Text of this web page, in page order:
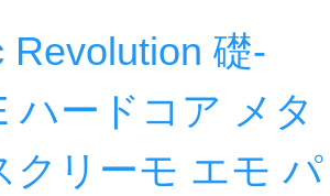
Revolution 礎-
ハードコア メタ
クリーモ エモ パ